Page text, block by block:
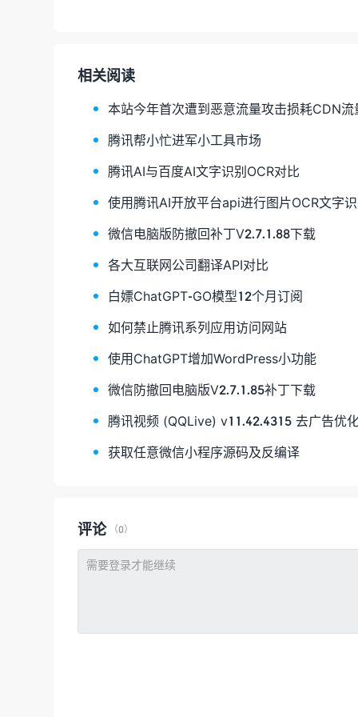
相关阅读
本站今年首次遭到恶意流量攻击损耗CDN流
腾讯帮小忙进军小工具市场
腾讯AI与百度AI文字识别OCR对比
使用腾讯AI开放平台api进行图片OCR文字识
微信电脑版防撤回补丁V2.7.1.88下载
各大互联网公司翻译API对比
白嫖ChatGPT-GO模型12个月订阅
如何禁止腾讯系列应用访问网站
使用ChatGPT增加WordPress小功能
微信防撤回电脑版V2.7.1.85补丁下载
腾讯视频 (QQLive) v11.42.4315 去广告优
获取任意微信小程序源码及反编译
评论（0）